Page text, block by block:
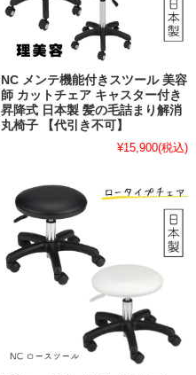
NC メンテ機能付きスツール 美容
師 カットチェア キャスター付き
昇降式 日本製 髪の毛詰まり解消
丸椅子 【代引き不可】
¥15,900(税込)